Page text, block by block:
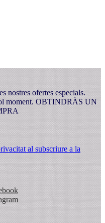
nostres ofertes especials.
moment. OBTINDRÀS UN
al subscriure a la